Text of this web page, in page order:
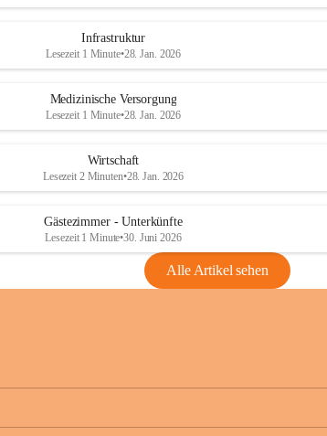
Infrastruktur
Lesezeit 1 Minute•28. Jan. 2026
Medizinische Versorgung
Lesezeit 1 Minute•28. Jan. 2026
Wirtschaft
Lesezeit 2 Minuten•28. Jan. 2026
Gästezimmer - Unterkünfte
Lesezeit 1 Minute•30. Juni 2026
Alle Artikel sehen